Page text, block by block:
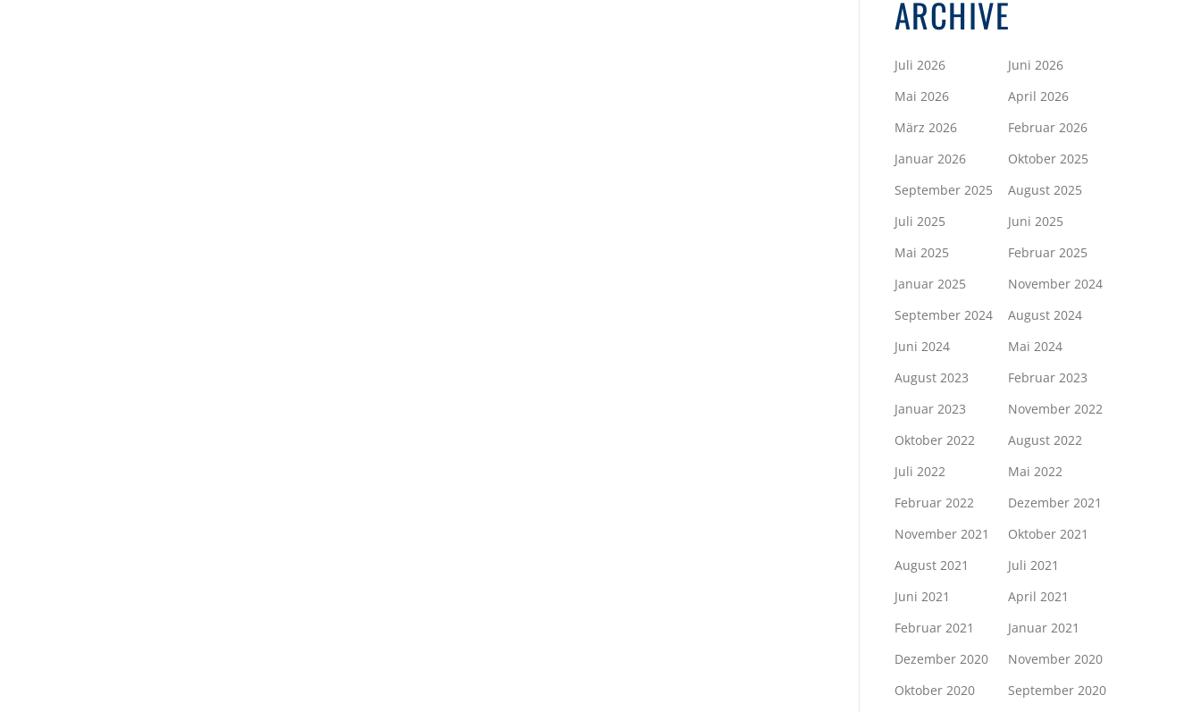
ARCHIVE
Juli 2026
Juni 2026
Mai 2026
April 2026
März 2026
Februar 2026
Januar 2026
Oktober 2025
September 2025
August 2025
Juli 2025
Juni 2025
Mai 2025
Februar 2025
Januar 2025
November 2024
September 2024
August 2024
Juni 2024
Mai 2024
August 2023
Februar 2023
Januar 2023
November 2022
Oktober 2022
August 2022
Juli 2022
Mai 2022
Februar 2022
Dezember 2021
November 2021
Oktober 2021
August 2021
Juli 2021
Juni 2021
April 2021
Februar 2021
Januar 2021
Dezember 2020
November 2020
Oktober 2020
September 2020